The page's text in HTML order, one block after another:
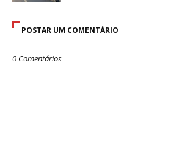
POSTAR UM COMENTÁRIO
0 Comentários